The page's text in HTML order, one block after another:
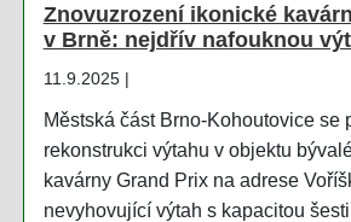
Znovuzrození ikonické
v Brně: nejdřív nafouknou
11.9.2025 |
Městská část Brno-Kohoutovice se
rekonstrukci výtahu v objektu
kavárny Grand Prix na adrese
nevyhovující výtah s kapacitou